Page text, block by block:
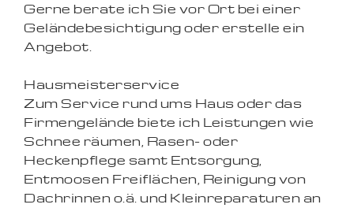
Gerne berate ich Sie vor Ort bei einer
Geländebesichtigung oder erstelle ein
Angebot.
Hausmeisterservice
Zum Service rund ums Haus oder das
Firmengelände biete ich Leistungen wie
Schnee räumen, Rasen- oder
Heckenpflege samt Entsorgung,
Entmoosen Freiflächen, Reinigung von
Dachrinnen o.ä. und Kleinreparaturen an